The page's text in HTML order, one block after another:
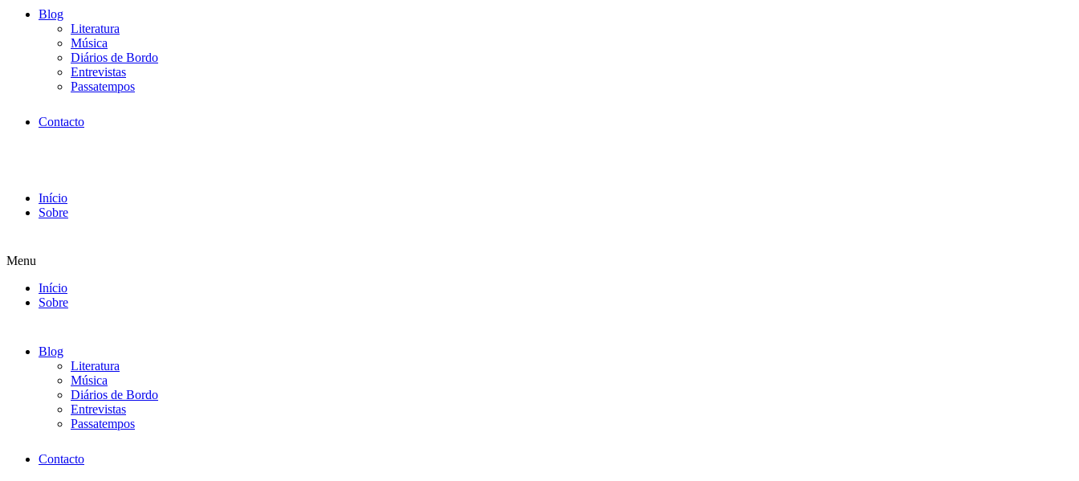
Blog
Literatura
Música
Diários de Bordo
Entrevistas
Passatempos
Contacto
Início
Sobre
Menu
Início
Sobre
Blog
Literatura
Música
Diários de Bordo
Entrevistas
Passatempos
Contacto